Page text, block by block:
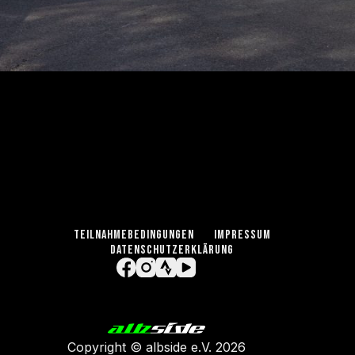
TEILNAHMEBEDINGUNGEN
IMPRESSUM
DATENSCHUTZERKLÄRUNG
Copyright © albside e.V. 2026